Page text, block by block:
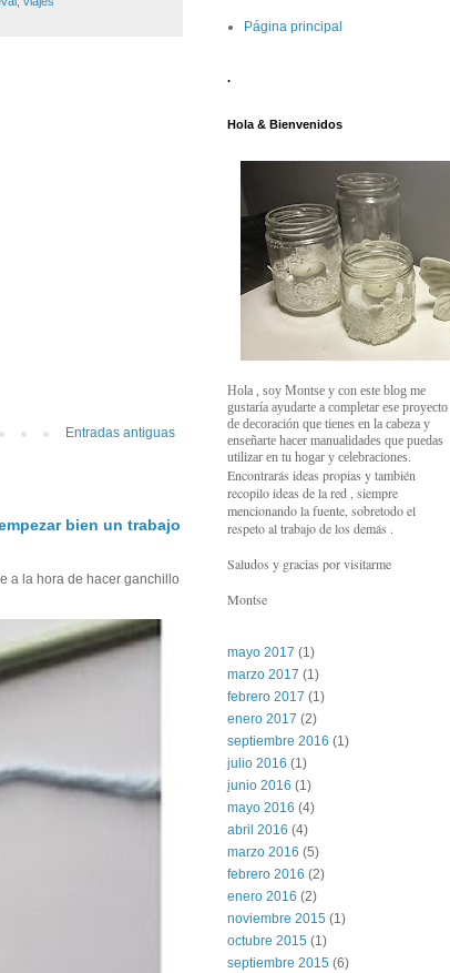
Entradas antiguas
bien un trabajo
a la hora de hacer ganchillo
Página principal
.
Hola & Bienvenidos
Hola , soy Montse y con este blog me
gustaría ayudarte a completar ese proyecto
de decoración que tienes en la cabeza y
enseñarte hacer manualidades que puedas
utilizar en tu hogar y celebraciones.
Encontrarás ideas propias y también
recopilo ideas de la red , siempre
mencionando la fuente, sobretodo el
respeto al trabajo de los demás .
Saludos y gracias por visitarme
Montse
mayo 2017 (1)
marzo 2017 (1)
febrero 2017 (1)
enero 2017 (2)
septiembre 2016 (1)
julio 2016 (1)
junio 2016 (1)
mayo 2016 (4)
abril 2016 (4)
marzo 2016 (5)
febrero 2016 (2)
enero 2016 (2)
noviembre 2015 (1)
octubre 2015 (1)
septiembre 2015 (6)